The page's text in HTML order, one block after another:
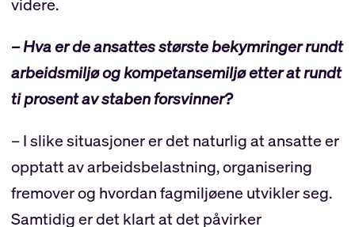
– Hva er de ansattes største bekymringer rundt
arbeidsmiljø og kompetansemiljø etter at rundt
ti prosent av staben forsvinner?
– I slike situasjoner er det naturlig at ansatte er
opptatt av arbeidsbelastning, organisering
fremover og hvordan fagmiljøene utvikler seg.
Samtidig er det klart at det påvirker